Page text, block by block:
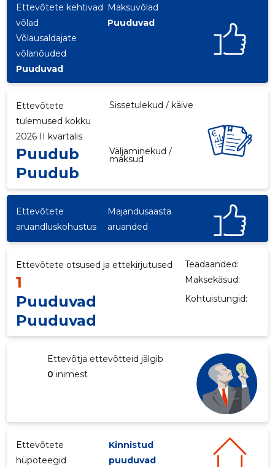
Ettevõtete kehtivad
võlad
Maksuvõlad
Puuduvad
Võlausaldajate
võlanõuded
Puuduvad
Ettevõtete
tulemused kokku
2026 II kvartalis
Sissetulekud / käive
Puudub Väljaminekud /
maksud
Puudub
Ettevõtete
aruandluskohustus
Majandusaasta
aruanded
Ettevõtete otsused ja ettekirjutused Teadaanded:
1 Maksekäsud:
Puuduvad Kohtuistungid:
Puuduvad
Ettevõtja ettevõtteid jälgib
0 inimest
Ettevõtete
hüpoteegid
Kinnistud
puuduvad